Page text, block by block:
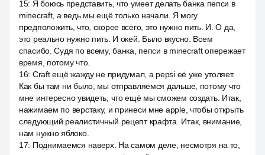
15: Я боюсь представить, что умеет делать банка пепси в
minecraft, а ведь мы ещё только начали. Я могу
предположить, что, скорее всего, это нужно пить. И. О да,
это реально нужно пить. И окей. Было вкусно. Всем
спасибо. Судя по всему, банка, пепси в minecraft опережает
время, потому что.
16: Craft ещё жажду не придумал, а pepsi её уже утоляет.
Как бы там ни было, мы отправляемся дальше, потому что
мне интересно увидеть, что ещё мы сможем создать. Итак,
нажимаем по верстаку, и принеси мне apple, чтобы открыть
следующий реалистичный рецепт крафта. Итак, внимание,
нам нужно яблоко.
17: Поднимаемся наверх. На самом деле, несмотря на то,